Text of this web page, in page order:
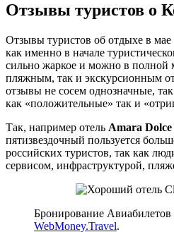
Отзывы туристов о
Отзывы туристов об отдыхе в
как именно в начале
сильно жаркое и можно в полной
пляжным, так и экскурсионным
отзывы не сосем однозначные,
как «положительные» так и
Так, например отель Amara
пятизвездочный пользуется
российских туристов, так как
сервисом, инфраструктурой,
Бронирование
WebMoney.Travel.